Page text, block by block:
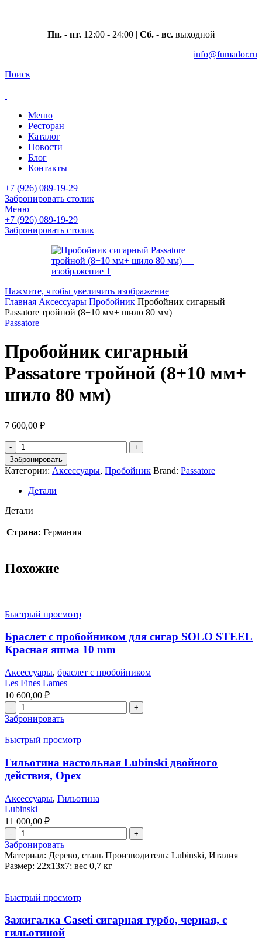
Пн. - пт.12:00 - 24:00 | Сб. - вс.выходной
info@fumador.ru
Поиск
Меню
Ресторан
Каталог
Новости
Блог
Контакты
+7 (926) 089-19-29
Забронировать столик
Меню
+7 (926) 089-19-29
Забронировать столик
Нажмите, чтобы увеличить изображение
Главная Аксессуары Пробойник Пробойник сигарный
Passatore тройной (8+10 мм+ шило 80 мм)
Passatore
Пробойник сигарный
Passatore тройной (8+10 мм+
шило 80 мм)
7 600,00 ₽
Забронировать
Категории: Аксессуары, Пробойник Brand: Passatore
Детали
Детали
Страна: Германия
Похожие
Быстрый просмотр
Браслет с пробойником для сигар SOLO STEEL
Красная яшма 10 mm
Аксессуары, браслет с пробойником
Les Fines Lames
10 600,00 ₽
Забронировать
Быстрый просмотр
Гильотина настольная Lubinski двойного
действия, Орех
Аксессуары, Гильотина
Lubinski
11 000,00 ₽
Забронировать
Материал: Дерево, сталь Производитель: Lubinski, Италия
Размер: 22х13х7; вес 0,7 кг
Быстрый просмотр
Зажигалка Caseti сигарная турбо, черная, с
гильотиной